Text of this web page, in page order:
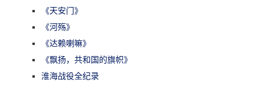
《天安门》
《河殇》
《达赖喇嘛》
《飘扬，共和国的旗帜》
淮海战役全纪录